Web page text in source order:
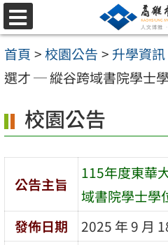
跳
至
主
要
容
區
選
單
首頁 >校園公告 > 升學資訊
選才 ─ 縱谷跨域書院學士
校園公告
公告主旨
115年度東華
域書院學士學
發佈日期
2025 年 9 月